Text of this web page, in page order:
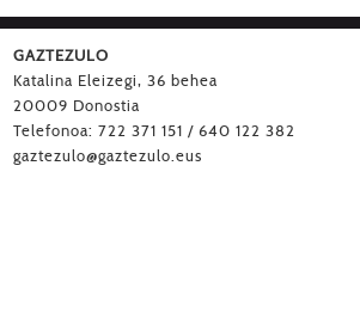
GAZTEZULO
Katalina Eleizegi, 36 behea
20009 Donostia
Telefonoa: 722 371 151 / 640 122 382
gaztezulo@gaztezulo.eus